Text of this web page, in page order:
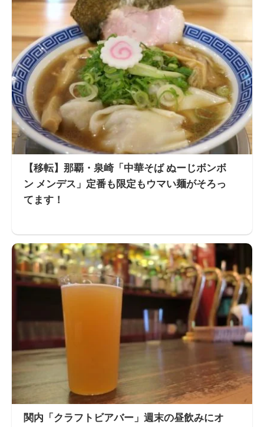
【移転】那覇・泉崎「中華そば ぬーじボンボ
ン メンデス」定番も限定もウマい麺がそろっ
てます！
関内「クラフトビアバー」週末の昼飲みにオ